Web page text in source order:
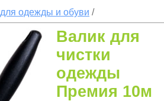
для одежды и обуви /
Валик для
чистки
одежды
Премия 10м